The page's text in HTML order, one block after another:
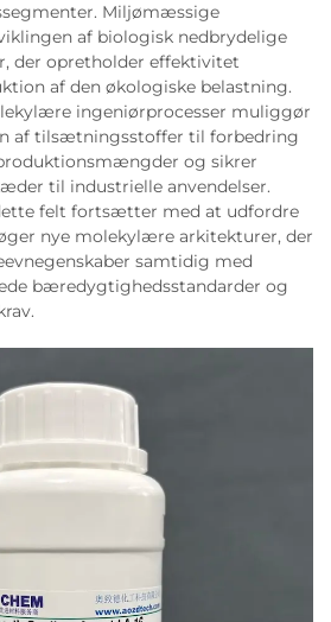
Miljømæssige
af biologisk nedbrydelige
der opretholder effektivitet
af den økologiske belastning.
ingeniørprocesser muliggør
af tilsætningsstoffer til forbedring
og sikrer
til industrielle anvendelser.
felt fortsætter med at udfordre
nye molekylære arkitekturer, der
samtidig med
bæredygtighedsstandarder og